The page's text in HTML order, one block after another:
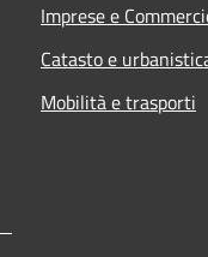
Imprese e
Catasto e
Mobilità e trasporti